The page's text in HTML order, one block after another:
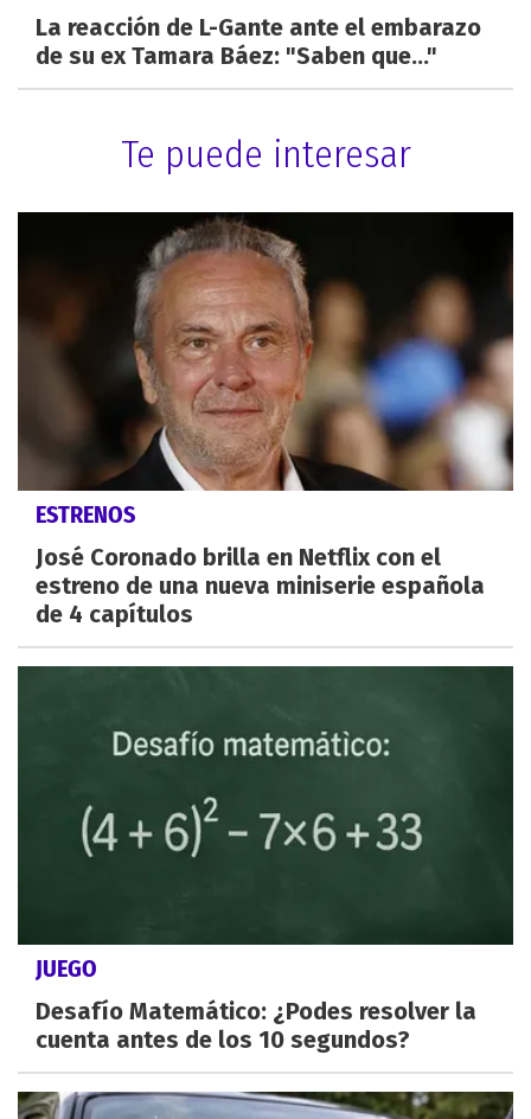
La reacción de L-Gante ante el embarazo
de su ex Tamara Báez: "Saben que..."
Te puede interesar
ESTRENOS
José Coronado brilla en Netflix con el
estreno de una nueva miniserie española
de 4 capítulos
JUEGO
Desafío Matemático: ¿Podes resolver la
cuenta antes de los 10 segundos?